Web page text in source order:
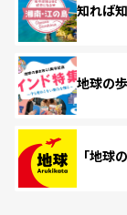
知れば
地球の
「地球